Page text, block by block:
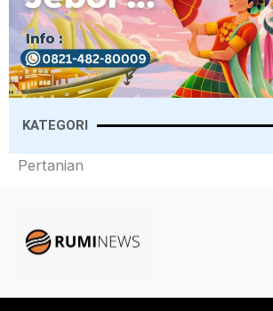
KATEGORI
Pertanian